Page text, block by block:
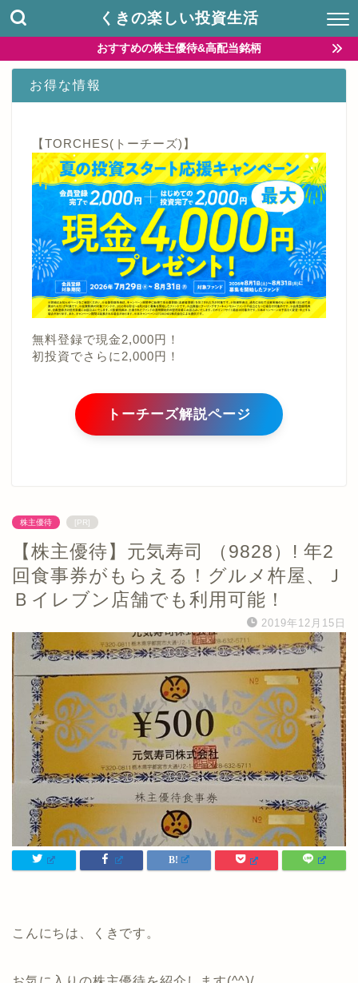
くきの楽しい投資生活
おすすめの株主優待&高配当銘柄
お得な情報
【TORCHES(トーチーズ)】
無料登録で現金2,000円！
初投資でさらに2,000円！
トーチーズ解説ページ
株主優待 [PR]
【株主優待】元気寿司 （9828）! 年2
回食事券がもらえる！グルメ杵屋、Ｊ
Ｂイレブン店舗でも利用可能！
2019年12月15日
こんにちは、くきです。